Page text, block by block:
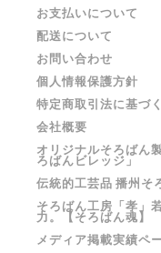
お支払いについて
配送について
お問い合わせ
個人情報保護方針
特定商取引法に基づ
会社概要
オリジナルそろばん
ろばんビレッジ」
伝統的工芸品 播州そ
そろばん工房「孝」
力。【そろばん魂】
メディア掲載実績ペ